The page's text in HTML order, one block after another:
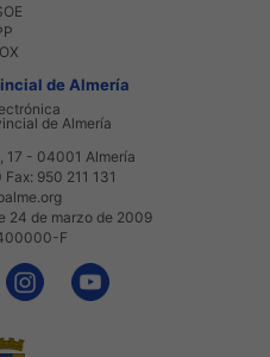
de Almería
de Almería
17 - 04001 Almería
950 211 131
24 de marzo de 2009
F